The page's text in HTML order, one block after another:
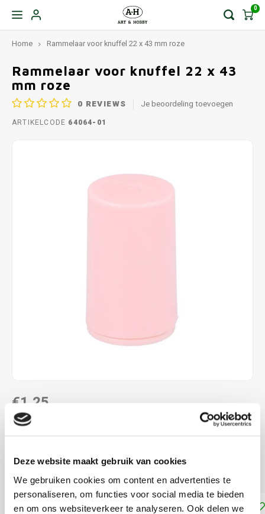
Deze website maakt gebruik van cookies
We gebruiken cookies om content en advertenties te
personaliseren, om functies voor social media te bieden
en om ons websiteverkeer te analyseren. Ook delen we
0
Home Rammelaar voor knuffel 22 x 43 mm roze
Rammelaar voor knuffel 22 x 43
mm roze
0 REVIEWS Je beoordeling toevoegen
ARTIKELCODE 64064-01
€1,25
DIRECT LEVERBAAR
Toevoegen aan winkelwagen